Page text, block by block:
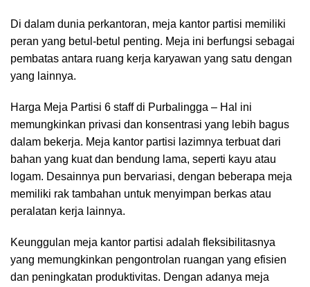
Di dalam dunia perkantoran, meja kantor partisi memiliki
peran yang betul-betul penting. Meja ini berfungsi sebagai
pembatas antara ruang kerja karyawan yang satu dengan
yang lainnya.
Harga Meja Partisi 6 staff di Purbalingga – Hal ini
memungkinkan privasi dan konsentrasi yang lebih bagus
dalam bekerja. Meja kantor partisi lazimnya terbuat dari
bahan yang kuat dan bendung lama, seperti kayu atau
logam. Desainnya pun bervariasi, dengan beberapa meja
memiliki rak tambahan untuk menyimpan berkas atau
peralatan kerja lainnya.
Keunggulan meja kantor partisi adalah fleksibilitasnya
yang memungkinkan pengontrolan ruangan yang efisien
dan peningkatan produktivitas. Dengan adanya meja